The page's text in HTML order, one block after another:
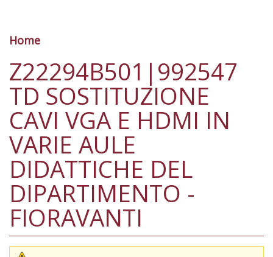
Tu sei qui
Home
Z22294B501|992547
TD SOSTITUZIONE
CAVI VGA E HDMI IN
VARIE AULE
DIDATTICHE DEL
DIPARTIMENTO -
FIORAVANTI